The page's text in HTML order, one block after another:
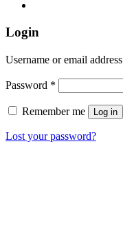
Login
Username or email address
Password *
Remember me Log in
Lost your password?